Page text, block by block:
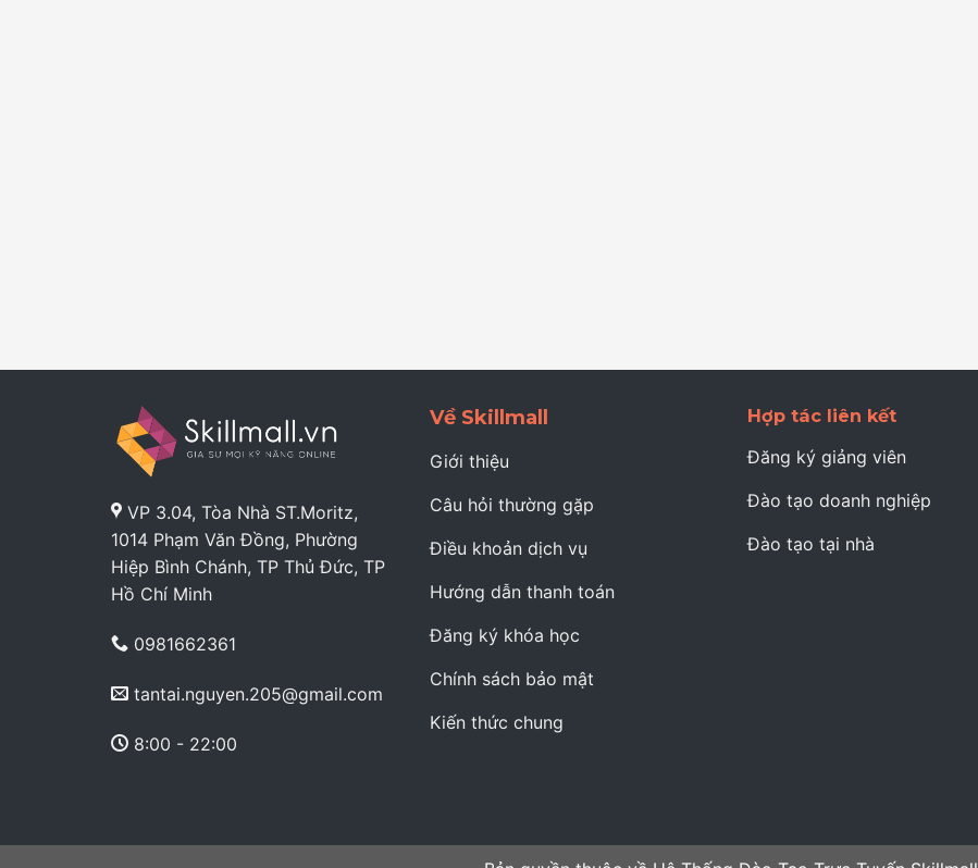
VP 3.04, Tòa Nhà ST.Moritz,
1014 Phạm Văn Đồng, Phường
Hiệp Bình Chánh, TP Thủ Đức, TP
Hồ Chí Minh
0981662361
tantai.nguyen.205@gmail.com
8:00 - 22:00
Về Skillmall
Giới thiệu
Câu hỏi thường gặp
Điều khoản dịch vụ
Hướng dẫn thanh toán
Đăng ký khóa học
Chính sách bảo mật
Kiến thức chung
Hợp tác liên kết
Đăng ký giảng viên
Đào tạo doanh nghiệp
Đào tạo tại nhà